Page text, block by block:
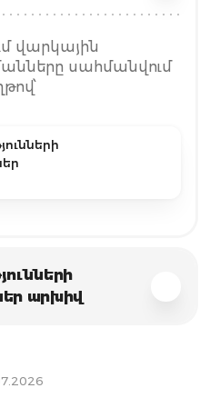
վարկային
սահմանվում
արխիվ